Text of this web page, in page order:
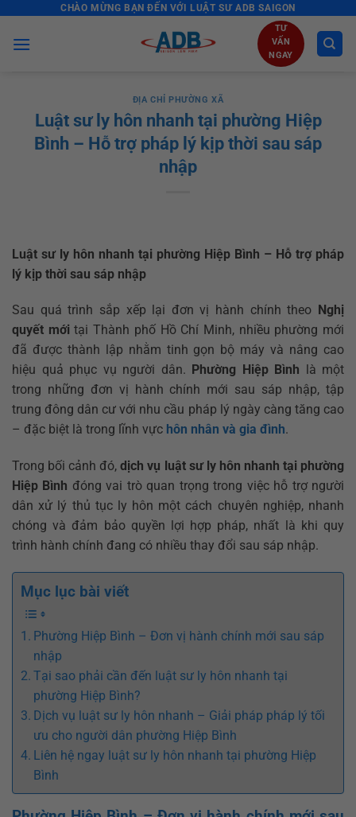
content
CHÀO MỪNG BẠN ĐẾN VỚI LUẬT SƯ ADB SAIGON
TƯ
VẤN
NGAY
ĐỊA CHỈ PHƯỜNG XÃ
Luật sư ly hôn nhanh tại phường Hiệp
Bình – Hỗ trợ pháp lý kịp thời sau sáp
nhập
Luật sư ly hôn nhanh tại phường Hiệp Bình – Hỗ trợ pháp
lý kịp thời sau sáp nhập
Sau quá trình sắp xếp lại đơn vị hành chính theo Nghị
quyết mới tại Thành phố Hồ Chí Minh, nhiều phường mới
đã được thành lập nhằm tinh gọn bộ máy và nâng cao
hiệu quả phục vụ người dân. Phường Hiệp Bình là một
trong những đơn vị hành chính mới sau sáp nhập, tập
trung đông dân cư với nhu cầu pháp lý ngày càng tăng cao
– đặc biệt là trong lĩnh vực hôn nhân và gia đình.
Trong bối cảnh đó,dịch vụ luật sư ly hôn nhanh tại phường
Hiệp Bình đóng vai trò quan trọng trong việc hỗ trợ người
dân xử lý thủ tục ly hôn một cách chuyên nghiệp, nhanh
chóng và đảm bảo quyền lợi hợp pháp, nhất là khi quy
trình hành chính đang có nhiều thay đổi sau sáp nhập.
Mục lục bài viết
Phường Hiệp Bình – Đơn vị hành chính mới sau sáp
nhập
Tại sao phải cần đến luật sư ly hôn nhanh tại
phường Hiệp Bình?
Dịch vụ luật sư ly hôn nhanh – Giải pháp pháp lý tối
ưu cho người dân phường Hiệp Bình
Liên hệ ngay luật sư ly hôn nhanh tại phường Hiệp
Bình